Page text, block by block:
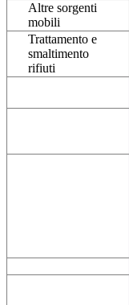
Altre sorgenti
mobili
Trattamento e
smaltimento
rifiuti